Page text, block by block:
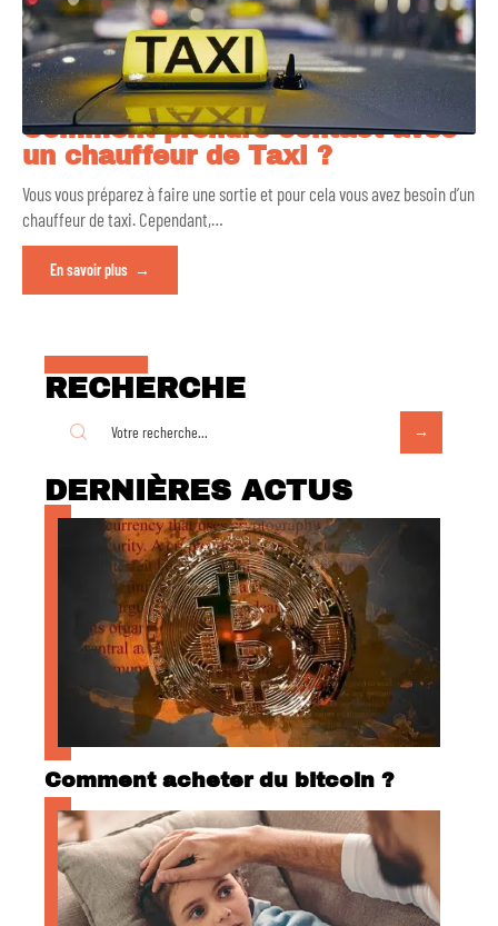
Comment prendre contact avec
un chauffeur de Taxi ?
Vous vous préparez à faire une sortie et pour cela vous avez besoin d’un
chauffeur de taxi. Cependant,…
En savoir plus
RECHERCHE
DERNIÈRES ACTUS
Comment acheter du bitcoin ?